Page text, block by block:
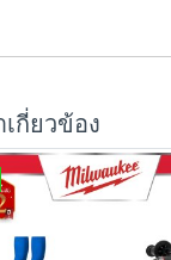
กี่ยวข้อง